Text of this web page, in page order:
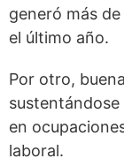
generó más
el último año.
Por otro,
en
laboral.